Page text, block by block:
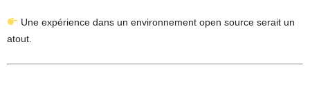
Une expérience dans un environnement open source serait un
atout.